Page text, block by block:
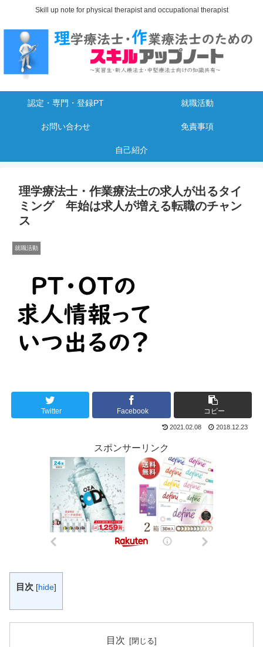
Skill up note for physical therapist and occupational therapist
認定・専門・登録PT 就職活動
お問い合わせ 免責事項
自己紹介
理学療法士・作業療法士の求人が出るタイ
ミング 年始は求人が増える転職のチャン
ス
就職活動
Twitter Facebook コピー
2021.02.08 2018.12.23
スポンサーリンク
目次 [hide]
目次